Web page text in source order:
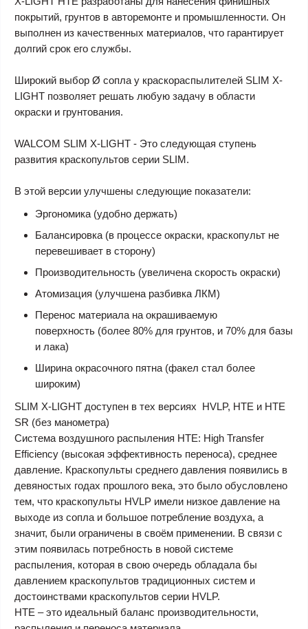
покрытий, грунтов в авторемонте и промышленности. Он
выполнен из качественных материалов, что гарантирует
долгий срок его службы.
Широкий выбор Ø сопла у краскораспылителей SLIM X-
LIGHT позволяет решать любую задачу в области
окраски и грунтования.
WALCOM SLIM X-LIGHT - Это следующая ступень
развития краскопультов серии SLIM.
В этой версии улучшены следующие показатели:
Эргономика (удобно держать)
Балансировка (в процессе окраски, краскопульт не
перевешивает в сторону)
Производительность (увеличена скорость окраски)
Атомизация (улучшена разбивка ЛКМ)
Перенос материала на окрашиваемую
поверхность (более 80% для грунтов, и 70% для базы
и лака)
Ширина окрасочного пятна (факел стал более
широким)
SLIM X-LIGHT доступен в тех версиях HVLP, HTE и HTE
SR (без манометра)
Система воздушного распыления HTE: High Transfer
Efficiency (высокая эффективность переноса), среднее
давление. Краскопульты среднего давления появились в
девяностых годах прошлого века, это было обусловлено
тем, что краскопульты HVLP имели низкое давление на
выходе из сопла и большое потребление воздуха, а
значит, были ограничены в своём применении. В связи с
этим появилась потребность в новой системе
распыления, которая в свою очередь обладала бы
давлением краскопультов традиционных систем и
достоинствами краскопультов серии HVLP.
HTE – это идеальный баланс производительности,